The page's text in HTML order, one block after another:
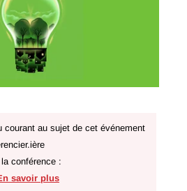
courant au sujet de cet événement
conférence :
savoir plus